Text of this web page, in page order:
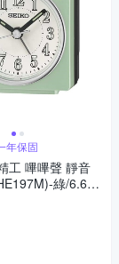
年保固
工 嗶嗶聲 靜音
綠/6.6X